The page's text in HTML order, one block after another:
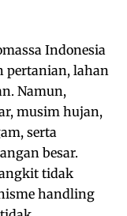
Indonesia
pertanian, lahan
Namun,
musim hujan,
serta
besar.
tidak
handling